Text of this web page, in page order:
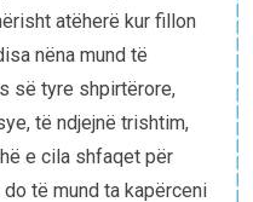
atëherë kur fillon
nëna mund të
së tyre shpirtërore,
të ndjejnë trishtim,
e cila shfaqet për
të mund ta kapërceni